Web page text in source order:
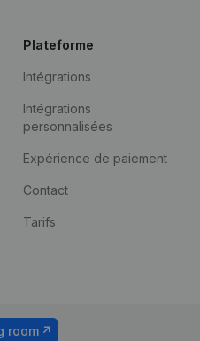
Plateforme
Intégrations
Intégrations
personnalisées
Expérience de paiement
Contact
Tarifs
room